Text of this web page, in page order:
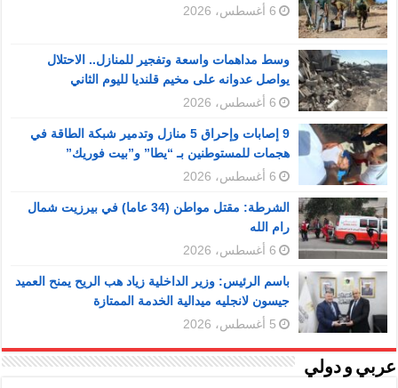
6 أغسطس، 2026
وسط مداهمات واسعة وتفجير للمنازل.. الاحتلال
يواصل عدوانه على مخيم قلنديا لليوم الثاني
6 أغسطس، 2026
9 إصابات وإحراق 5 منازل وتدمير شبكة الطاقة في
هجمات للمستوطنين بـ “يطا” و”بيت فوريك”
6 أغسطس، 2026
الشرطة: مقتل مواطن (34 عاما) في بيرزيت شمال
رام الله
6 أغسطس، 2026
باسم الرئيس: وزير الداخلية زياد هب الريح يمنح العميد
جيسون لانجليه ميدالية الخدمة الممتازة
5 أغسطس، 2026
عربي و دولي